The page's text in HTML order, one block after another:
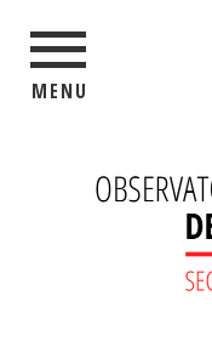
MENU